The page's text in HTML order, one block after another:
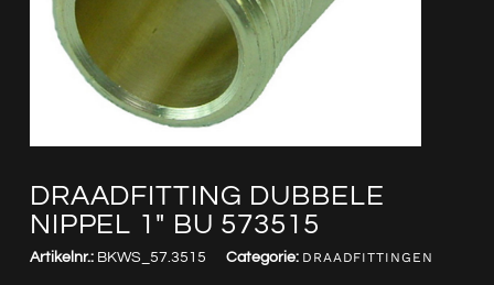
DRAADFITTING DUBBELE
NIPPEL 1″ BU 573515
Artikelnr.: BKWS_57.3515 Categorie: DRAADFITTINGEN